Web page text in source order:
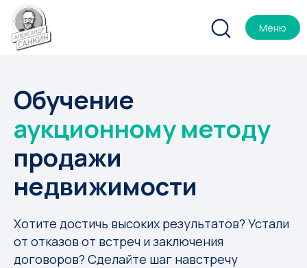
Меню
Обучение
аукционному методу
продажи
недвижимости
Хотите достичь высоких результатов? Устали
от отказов от встреч и заключения
договоров? Сделайте шаг навстречу